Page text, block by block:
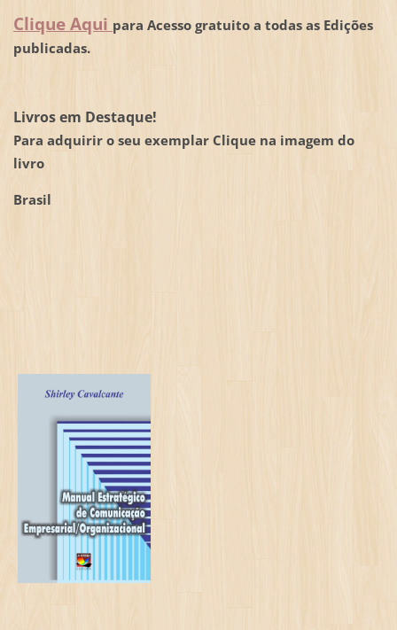
Clique Aqui para Acesso gratuito a todas as Edições
publicadas.
Livros em Destaque!
Para adquirir o seu exemplar Clique na imagem do
livro
Brasil